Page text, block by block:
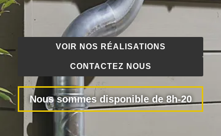
VOIR NOS RÉALISATIONS
CONTACTEZ NOUS
Nous sommes disponible de 8h-20